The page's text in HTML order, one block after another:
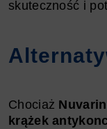
skuteczność i
Chociaż
krążek